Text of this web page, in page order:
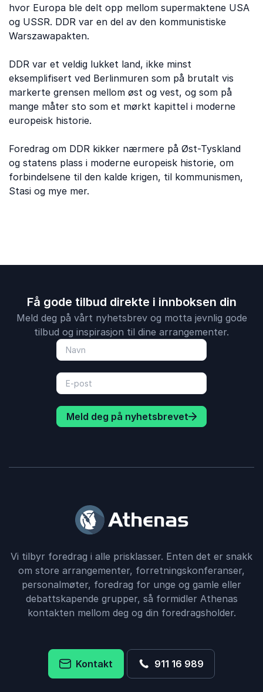
hvor Europa ble delt opp mellom supermaktene USA
og USSR. DDR var en del av den kommunistiske
Warszawapakten.
DDR var et veldig lukket land, ikke minst
eksemplifisert ved Berlinmuren som på brutalt vis
markerte grensen mellom øst og vest, og som på
mange måter sto som et mørkt kapittel i moderne
europeisk historie.
Foredrag om DDR kikker nærmere på Øst-Tyskland
og statens plass i moderne europeisk historie, om
forbindelsene til den kalde krigen, til kommunismen,
Stasi og mye mer.
Få gode tilbud direkte i innboksen din
Meld deg på vårt nyhetsbrev og motta jevnlig gode
tilbud og inspirasjon til dine arrangementer.
Meld deg på nyhetsbrevet
Vi tilbyr foredrag i alle prisklasser. Enten det er snakk
om store arrangementer, forretningskonferanser,
personalmøter, foredrag for unge og gamle eller
debattskapende grupper, så formidler Athenas
kontakten mellom deg og din foredragsholder.
Kontakt 911 16 989